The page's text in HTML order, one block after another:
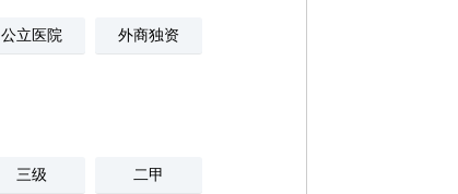
公立医院 外商独资
三级 二甲